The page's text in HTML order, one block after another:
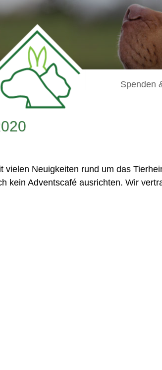
Spenden
Neuigkeiten rund um das
kein Adventscafé ausrichten. Wir